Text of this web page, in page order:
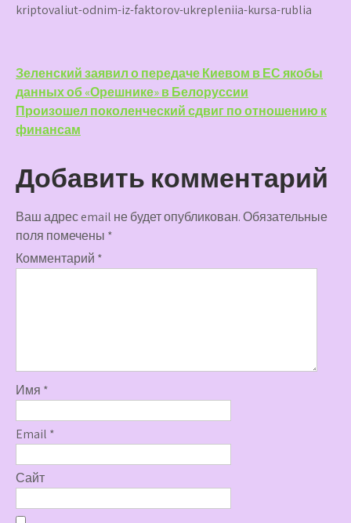
kriptovaliut-odnim-iz-faktorov-ukrepleniia-kursa-rublia
Навигация
по
записям
Зеленский заявил о передаче Киевом в ЕС якобы
данных об «Орешнике» в Белоруссии
Произошел поколенческий сдвиг по отношению к
финансам
Добавить комментарий
Ваш адрес email не будет опубликован.Обязательные
поля помечены *
Комментарий *
Имя *
Email *
Сайт